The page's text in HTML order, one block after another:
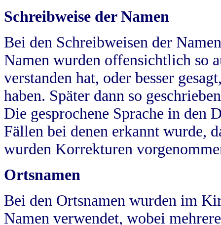
Schreibweise der Namen
Bei den Schreibweisen der
Namen wurden offensichtlich so
verstanden hat, oder besser
haben. Später dann so
Die gesprochene Sprache in
Fällen bei denen erkannt wurde,
wurden Korrekturen
Ortsnamen
Bei den Ortsnamen wurden im
Namen verwendet, wobei